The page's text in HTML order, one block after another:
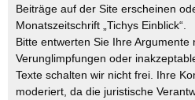
Beiträge auf der Site erscheinen
Monatszeitschrift „Tichys Einblick“.
Bitte entwerten Sie Ihre Argumente
Verunglimpfungen oder
Texte schalten wir nicht frei. Ihre
moderiert, da die juristische